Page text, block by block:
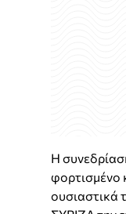
Η
φορτισμένο
ουσιαστικά